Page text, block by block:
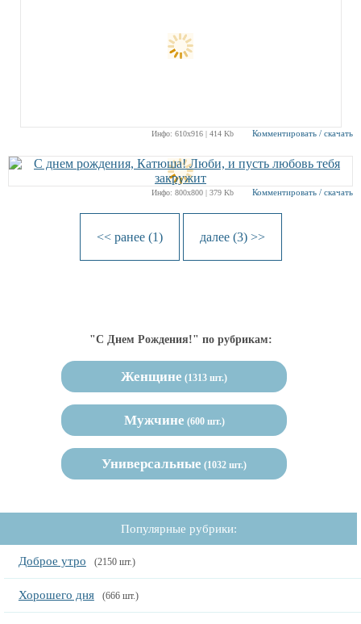
Инфо: 610х916 | 414 Kb Комментировать / скачать
Инфо: 800х800 | 379 Kb Комментировать / скачать
<< ранее (1) далее (3) >>
"С Днем Рождения!" по рубрикам:
Женщине (1313 шт.)
Мужчине (600 шт.)
Универсальные (1032 шт.)
Популярные рубрики:
Доброе утро (2150 шт.)
Хорошего дня (666 шт.)